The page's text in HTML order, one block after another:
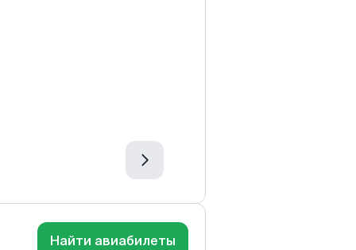
Найти авиабилеты